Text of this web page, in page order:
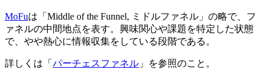
MoFuは「Middle of the Funnel, ミドルファネル」の略で、フ
ァネルの中間地点を表す。興味関心や課題を特定した状態
で、やや熱心に情報収集をしている段階である。
詳しくは「 パーチェスファネル 」を参照のこと。